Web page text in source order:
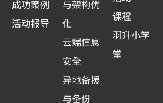
s
成功案例
活动报导
与架构优
化
云端信息
安全
异地备援
与备份
课程
羽升小学
堂